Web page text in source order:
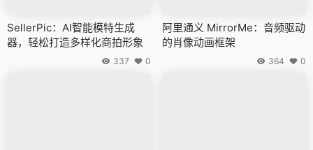
SellerPic：AI智能模特生成
器，轻松打造多样化商拍形象
337 0
阿里通义 MirrorMe：音频驱动
的肖像动画框架
364 0